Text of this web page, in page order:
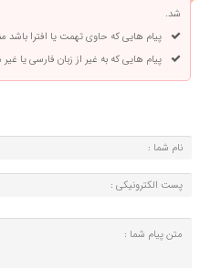
شد.
پیام هایی که حاوی تهمت یا افترا باشد
پیام هایی که به غیر از زبان فارسی یا